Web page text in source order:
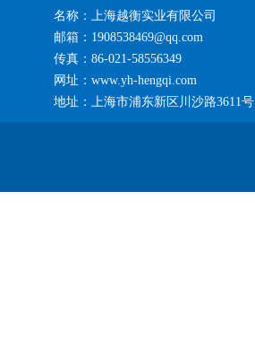
名称：上海越衡实业有限公司
邮箱：1908538469@qq.com
传真：86-021-58556349
网址：www.yh-hengqi.com
地址：上海市浦东新区川沙路3611号